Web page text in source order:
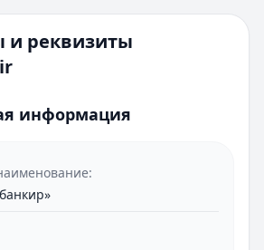
и реквизиты
информация